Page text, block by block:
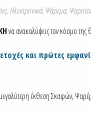
Ηλεκτρονικά, Ψάρεμα,
να ανακαλύψεις τον κόσμο
και πρώτες
μεγαλύτερη έκθεση Σκαφών,